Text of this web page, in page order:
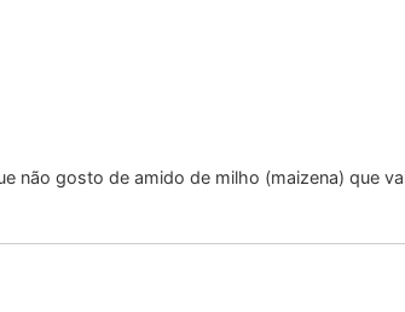
não gosto de amido de milho (maizena) que